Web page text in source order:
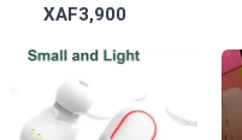
Confort et qualité
XAF3,900